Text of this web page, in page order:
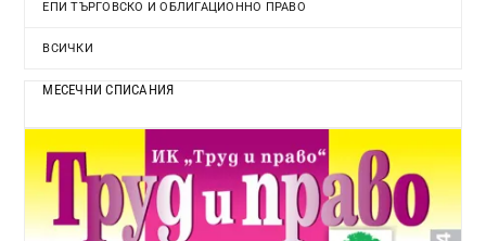
ЕПИ ТЪРГОВСКО И ОБЛИГАЦИОННО ПРАВО
ВСИЧКИ
МЕСЕЧНИ СПИСАНИЯ